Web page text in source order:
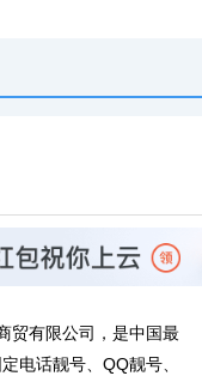
贸有限公司，是中国最
电话靓号、QQ靓号、